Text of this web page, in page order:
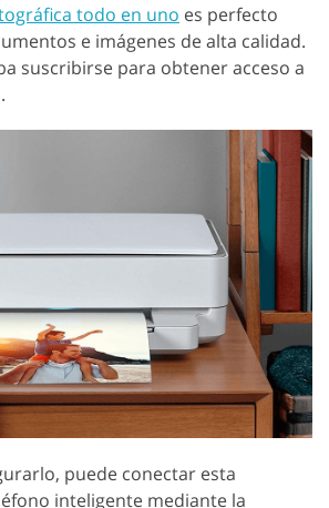
todo en uno es perfecto
e imágenes de alta calidad.
suscribirse para obtener acceso a
puede conectar esta
inteligente mediante la